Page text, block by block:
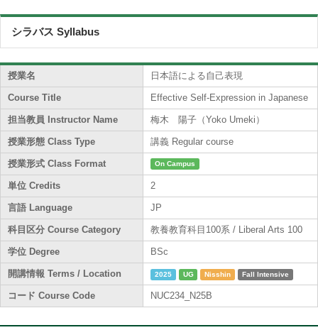
シラバス Syllabus
授業名 日本語による自己表現
Course Title Effective Self-Expression in Japanese
担当教員 Instructor Name 梅木 陽子（Yoko Umeki）
授業形態 Class Type 講義 Regular course
授業形式 Class Format On Campus
単位 Credits 2
言語 Language JP
科目区分 Course Category 教養教育科目100系 / Liberal Arts 100
学位 Degree BSc
開講情報 Terms / Location 2025 UG Nisshin Fall Intensive
コード Course Code NUC234_N25B